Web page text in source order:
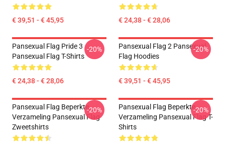
€ 39,51 - € 45,95 € 24,38 - € 28,06
Pansexual Flag Pride 3
Pansexual Flag T-Shirts
€ 24,38 - € 28,06
-20%
Pansexual Flag 2 Pansexual
Flag Hoodies
€ 39,51 - € 45,95
-20%
Pansexual Flag Beperkte
Verzameling Pansexual Flag
Zweetshirts
-20%
Pansexual Flag Beperkte
Verzameling Pansexual Flag T-
Shirts
-20%